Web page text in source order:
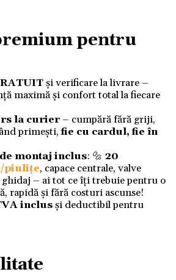
pentru
și verificare la livrare –
maximă și confort total la fiecare
la curier– cumpără fără griji,
primești,fie cu cardul, fie în
montaj inclus: 🔩 20
piulițe, capace centrale, valve
ghidaj – ai tot ce îți trebuie pentru o
rapidă și fără costuri ascunse!
inclusși deductibil pentru